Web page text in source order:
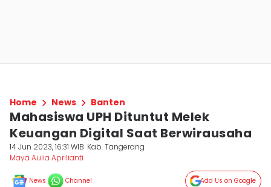
Home News Banten
Mahasiswa UPH Dituntut Melek
Keuangan Digital Saat Berwirausaha
14 Jun 2023, 16:31 WIB Kab. Tangerang
Maya Aulia Aprilianti
News Channel Add Us on Google